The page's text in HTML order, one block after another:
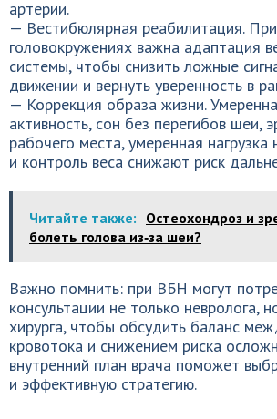
артерии.
— Вестибюлярная реабилитация. При
головокружениях важна адаптация
системы, чтобы снизить ложные
движении и вернуть уверенность в
— Коррекция образа жизни.
активность, сон без перегибов шеи,
рабочего места, умеренная
и контроль веса снижают риск
Читайте также: Остеохондроз и
болеть голова из‑за шеи?
Важно помнить: при ВБН могут
консультации не только невролога,
хирурга, чтобы обсудить баланс
кровотока и снижением риска
внутренний план врача поможет
и эффективную стратегию.